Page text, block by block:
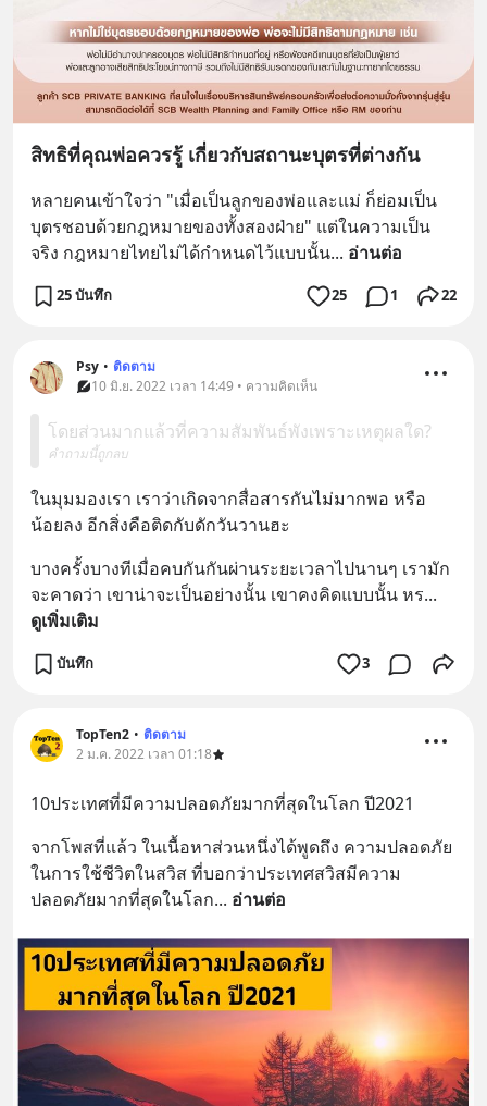
สิทธิที่คุณพ่อควรรู้ เกี่ยวกับสถานะบุตรที่ต่างกัน
หลายคนเข้าใจว่า "เมื่อเป็นลูกของพ่อและแม่ ก็ย่อมเป็น
บุตรชอบด้วยกฎหมายของทั้งสองฝ่าย" แต่ในความเป็น
จริง กฎหมายไทยไม่ได้กำหนดไว้แบบนั้น... อ่านต่อ
25 บันทึก 25 1 22
Psy • ติดตาม
10 มิ.ย. 2022 เวลา 14:49 • ความคิดเห็น
โดยส่วนมากแล้วที่ความสัมพันธ์พังเพราะเหตุผลใด?
คำถามนี้ถูกลบ
ในมุมมองเรา เราว่าเกิดจากสื่อสารกันไม่มากพอ หรือ
น้อยลง อีกสิ่งคือติดกับดักวันวานฮะ
บางครั้งบางทีเมื่อคบกันกันผ่านระยะเวลาไปนานๆ เรามัก
จะคาดว่า เขาน่าจะเป็นอย่างนั้น เขาคงคิดแบบนั้น หร...
ดูเพิ่มเติม
บันทึก 3
TopTen2 • ติดตาม
2 ม.ค. 2022 เวลา 01:18
10ประเทศที่มีความปลอดภัยมากที่สุดในโลก ปี2021
จากโพสที่แล้ว ในเนื้อหาส่วนหนึ่งได้พูดถึง ความปลอดภัย
ในการใช้ชีวิตในสวิส ที่บอกว่าประเทศสวิสมีความ
ปลอดภัยมากที่สุดในโลก... อ่านต่อ